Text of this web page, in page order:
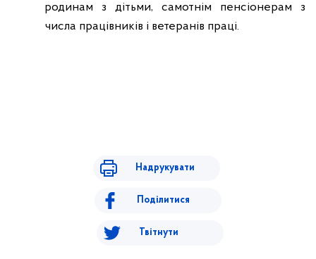
родинам з дітьми, самотнім пенсіонерам з
числа працівників і ветеранів праці.
Надрукувати
Поділитися
Твітнути